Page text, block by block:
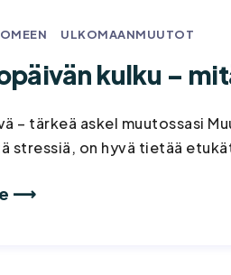
ULKOMAANMUUTOT
kulku –
– tärkeä askel muutossasi
stressiä, on hyvä tietää
⟶